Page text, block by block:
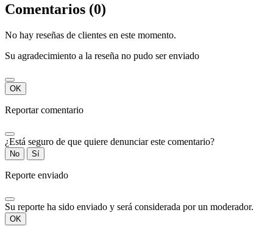
Comentarios (0)
No hay reseñas de clientes en este momento.
Su agradecimiento a la reseña no pudo ser enviado
OK
Reportar comentario
¿Está seguro de que quiere denunciar este comentario?
No Sí
Reporte enviado
Su reporte ha sido enviado y será considerada por un moderador.
OK